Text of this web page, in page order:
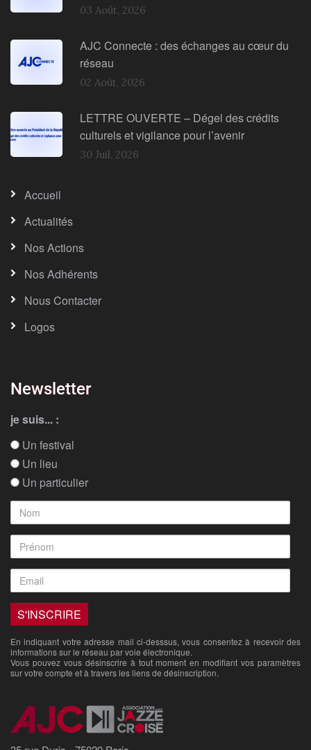
03 Août, 2026
AJC Connecte : des échanges au cœur du
réseau
02 Août, 2026
LETTRE OUVERTE – Dégel des crédits
culturels et vigilance pour l’avenir
30 Juil, 2026
Accueil
Actualités
Nos Actions
Nos Adhérents
Nous Contacter
Logos
Newsletter
je suis... :
Un festival
Un lieu
Un particulier
En indiquant votre adresse mail ci-desssus, vous consentez à recevoir des
informations sur le réseau par voie électronique.
Vous pouvez vous désinscrire à tout moment en modifiant vos paramètres
sur votre compte et à travers les liens de désinscription.